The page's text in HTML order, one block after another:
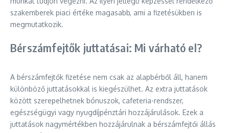
szakemberek piaci értéke magasabb, ami a fizetésükben is
megmutatkozik.
Bérszámfejtők juttatásai: Mi várható el?
A bérszámfejtők fizetése nem csak az alapbérből áll, hanem
különböző juttatásokkal is kiegészülhet. Az extra juttatások
között szerepelhetnek bónuszok, cafeteria-rendszer,
egészségügyi vagy nyugdíjpénztári hozzájárulások. Ezek a
juttatások nagymértékben hozzájárulnak a bérszámfejtői állás